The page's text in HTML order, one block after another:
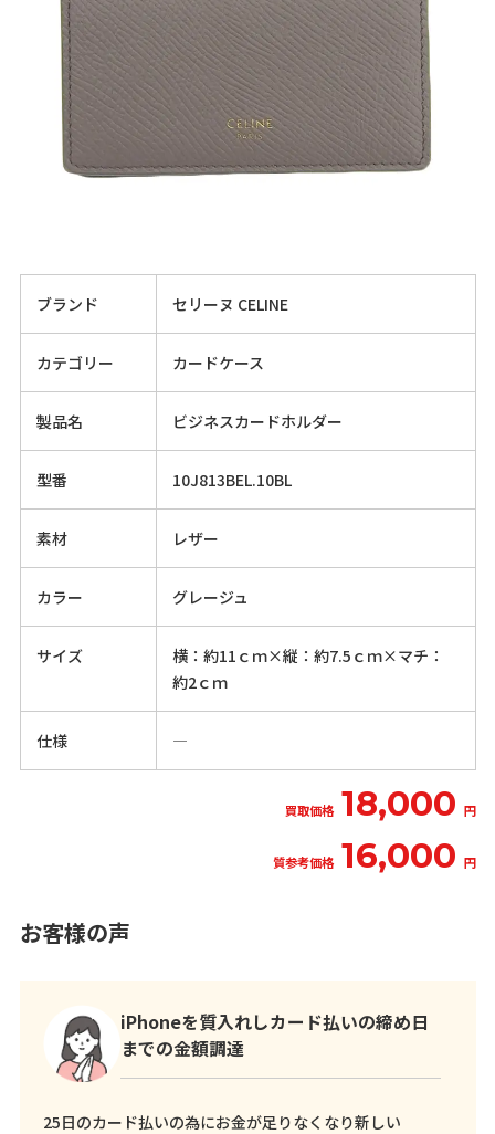
ブランド セリーヌ CELINE
カテゴリー カードケース
製品名 ビジネスカードホルダー
型番 10J813BEL.10BL
素材 レザー
カラー グレージュ
サイズ
横：約11ｃｍ×縦：約7.5ｃｍ×マチ：
約2ｃｍ
仕様 ―
買取価格 18,000 円
質参考価格 16,000 円
お客様の声
iPhoneを質入れしカード払いの締め日
までの金額調達
25日のカード払いの為にお金が足りなくなり新しい